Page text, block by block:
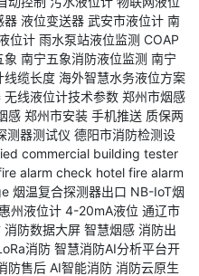
器 液位变送器 武安市液位计 南
位计 雨水泵站液位监测 COAP
象 南宁五象消防液位监测 南宁
线缆长度 海外智慧水务液位方案
无线液位计技术参数 郑州市烟感
感 郑州市安装 手机推送 质保两
测器测试仪 德阳市消防检测设
commercial building tester
alarm check hotel fire alarm
烟温复合探测器出口 NB-IoT烟
惠州液位计 4-20mA液位 通辽市
消防数据大屏 智慧烟感 消防出
消防 智慧消防AI分析平台开
防售后 AI智能消防 消防云原生